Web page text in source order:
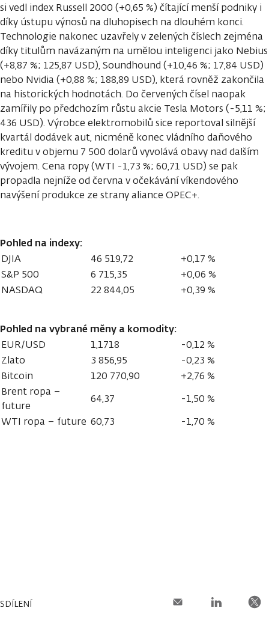
si vedl index Russell 2000 (+0,65 %) čítající menší podniky i
díky ústupu výnosů na dluhopisech na dlouhém konci.
Technologie nakonec uzavřely v zelených číslech zejména
díky titulům navázaným na umělou inteligenci jako Nebius
(+8,87 %; 125,87 USD), Soundhound (+10,46 %; 17,84 USD)
nebo Nvidia (+0,88 %; 188,89 USD), která rovněž zakončila
na historických hodnotách. Do červených čísel naopak
zamířily po předchozím růstu akcie Tesla Motors (-5,11 %;
436 USD). Výrobce elektromobilů sice reportoval silnější
kvartál dodávek aut, nicméně konec vládního daňového
kreditu v objemu 7 500 dolarů vyvolává obavy nad dalším
vývojem. Cena ropy (WTI -1,73 %; 60,71 USD) se pak
propadla nejníže od června v očekávání víkendového
navýšení produkce ze strany aliance OPEC+.
Pohled na indexy:
DJIA 46 519,72
+0,17 %
S&P 500
6 715,35
+0,06 %
NASDAQ
22 844,05 +0,39 %
Pohled na vybrané měny a komodity:
EUR/USD 1,1718
-0,12 %
Zlato
3 856,95
-0,23 %
Bitcoin
120 770,90
+2,76 %
Brent ropa –
future
64,37
-1,50 %
WTI ropa – future 60,73 -1,70 %
SDÍLENÍ